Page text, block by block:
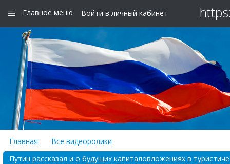
Главное меню Войти в личный кабинет
Главная
Все видеоролики
Путин рассказал и о будущих капиталовложениях в